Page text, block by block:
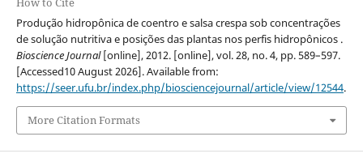
Produção hidropônica de coentro e salsa crespa sob concentrações
de solução nutritiva e posições das plantas nos perfis hidropônicos .
Bioscience Journal[online], 2012. [online], vol. 28, no. 4, pp. 589–597.
[Accessed10 August 2026]. Available from:
https://seer.ufu.br/index.php/biosciencejournal/article/view/12544.
More Citation Formats